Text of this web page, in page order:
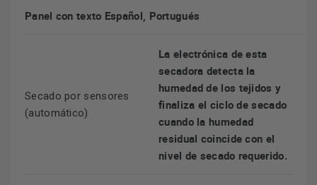
Panel con texto Español, Portugués
Secado por sensores
(automático)
La electrónica de esta
secadora detecta la
humedad de los tejidos y
finaliza el ciclo de secado
cuando la humedad
residual coincide con el
nivel de secado requerido.